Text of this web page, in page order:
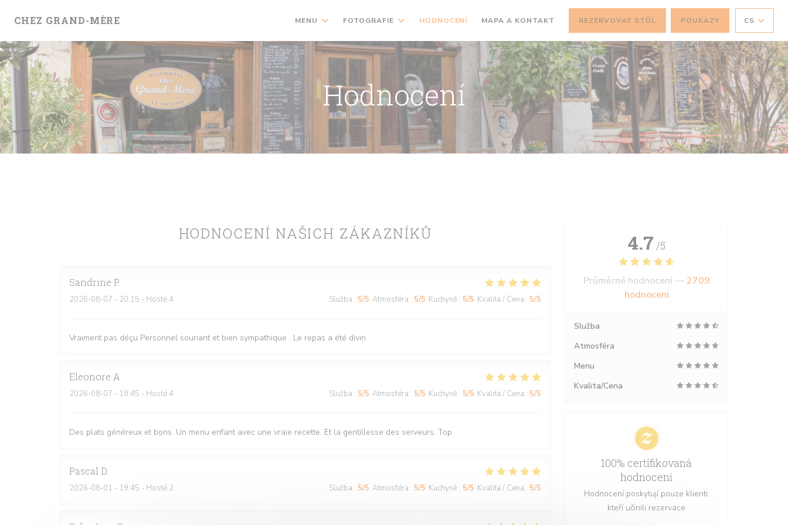
CHEZ GRAND-MÈRE MENU FOTOGRAFIE HODNOCENÍ MAPA A KONTAKT REZERVOVAT STŮL POUKAZY CS
Hodnocení
HODNOCENÍ NAŠICH ZÁKAZNÍKŮ
Sandrine P
2026-08-07 - 20:15 - Hosté 4 Služba : 5/5 Atmosféra : 5/5 Kuchyně : 5/5 Kvalita / Cena : 5/5
Vraiment pas déçu Personnel souriant et bien sympathique . Le repas a été divin
Eleonore A
2026-08-07 - 19:45 - Hosté 4 Služba : 5/5 Atmosféra : 5/5 Kuchyně : 5/5 Kvalita / Cena : 5/5
Des plats généreux et bons. Un menu enfant avec une vraie recette. Et la gentillesse des serveurs. Top
Pascal D
2026-08-01 - 19:45 - Hosté 2 Služba : 5/5 Atmosféra : 5/5 Kuchyně : 5/5 Kvalita / Cena : 5/5
4.7 /5
Průměrné hodnocení —2709
hodnoceni
Služba
Atmosféra
Menu
Kvalita/Cena
100% certifikovaná
hodnocení
Hodnocení poskytují pouze klienti,
kteří učinili rezervace